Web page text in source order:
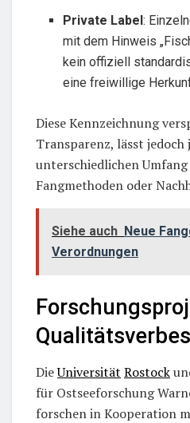
Private Label:
mit dem Hinweis
kein offiziell
eine freiwillige
Diese Kennzeichnung
Transparenz, lässt jedoch
unterschiedlichen
Fangmethoden oder
Siehe auch Neue
Verordnungen
DieUniversität Rostock
für Ostseeforschung
forschen in Kooperation